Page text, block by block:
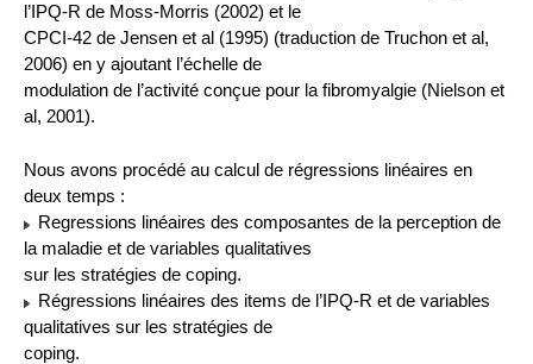
l’IPQ-R de Moss-Morris (2002) et le
CPCI-42 de Jensen et al (1995) (traduction de Truchon et al,
2006) en y ajoutant l’échelle de
modulation de l’activité conçue pour la fibromyalgie (Nielson et
al, 2001).
Nous avons procédé au calcul de régressions linéaires en
deux temps :
Regressions linéaires des composantes de la perception de
la maladie et de variables qualitatives
sur les stratégies de coping.
Régressions linéaires des items de l’IPQ-R et de variables
qualitatives sur les stratégies de
coping.